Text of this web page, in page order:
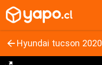
Hyundai tucson 2020